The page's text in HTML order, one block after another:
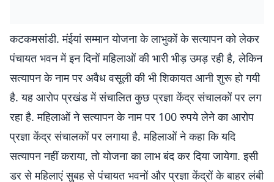
कटकमसांडी. मंईयां सम्मान योजना के लाभुकों के सत्यापन को लेकर
पंचायत भवन में इन दिनों महिलाओं की भारी भीड़ उमड़ रही है, लेकिन
सत्यापन के नाम पर अवैध वसूली की भी शिकायत आनी शुरू हो गयी
है. यह आरोप प्रखंड में संचालित कुछ प्रज्ञा केंद्र संचालकों पर लग
रहा है. महिलाओं ने सत्यापन के नाम पर 100 रुपये लेने का आरोप
प्रज्ञा केंद्र संचालकों पर लगाया है. महिलाओं ने कहा कि यदि
सत्यापन नहीं कराया, तो योजना का लाभ बंद कर दिया जायेगा. इसी
डर से महिलाएं सुबह से पंचायत भवनों और प्रज्ञा केंद्रों के बाहर लंबी